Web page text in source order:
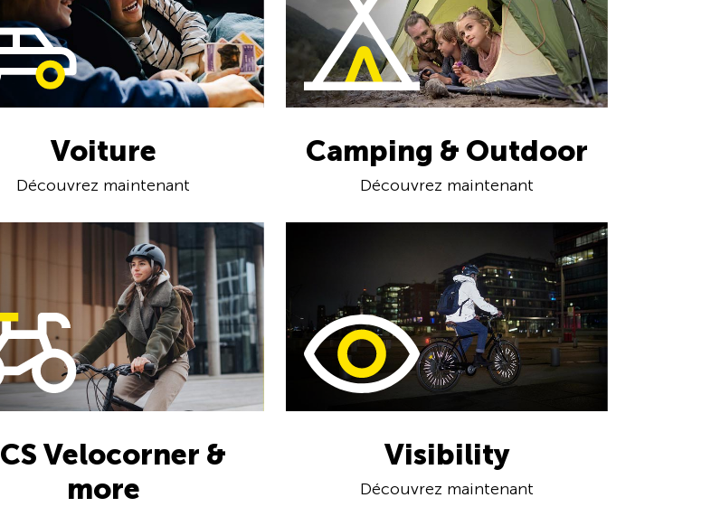
Voiture
Découvrez maintenant
Camping & Outdoor
Découvrez maintenant
Velocorner &
more
Visibility
Découvrez maintenant